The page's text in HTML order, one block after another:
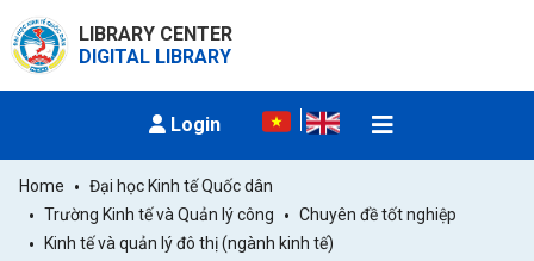
LIBRARY CENTER
DIGITAL LIBRARY
Login
Home
Đại học Kinh tế Quốc dân
Trường Kinh tế và Quản lý công
Chuyên đề tốt nghiệp
Kinh tế và quản lý đô thị (ngành kinh tế)